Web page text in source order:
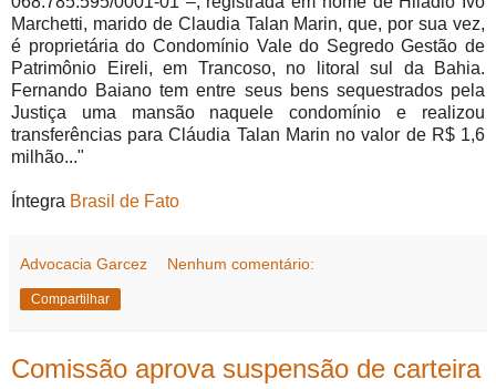
Marchetti, marido de Claudia Talan Marin, que, por sua vez,
é proprietária do Condomínio Vale do Segredo Gestão de
Patrimônio Eireli, em Trancoso, no litoral sul da Bahia.
Fernando Baiano tem entre seus bens sequestrados pela
Justiça uma mansão naquele condomínio e realizou
transferências para Cláudia Talan Marin no valor de R$ 1,6
milhão..."
Íntegra Brasil de Fato
Advocacia Garcez Nenhum comentário:
Compartilhar
Comissão aprova suspensão de carteira